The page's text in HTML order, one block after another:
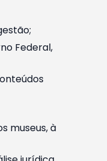
Federal,
museus, à